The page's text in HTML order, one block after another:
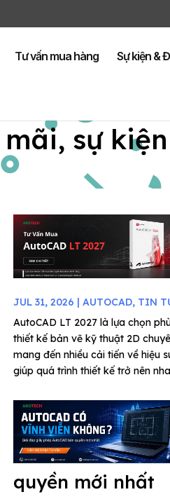
Tư vấn mua hàng Sự kiện &
sự kiện
JUL 31, 2026 | AUTOCAD, TIN
AutoCAD LT 2027 là lựa chọn
thiết kế bản vẽ kỹ thuật 2D
mang đến nhiều cải tiến về hiệu
giúp quá trình thiết kế trở nên
quyền mới nhất